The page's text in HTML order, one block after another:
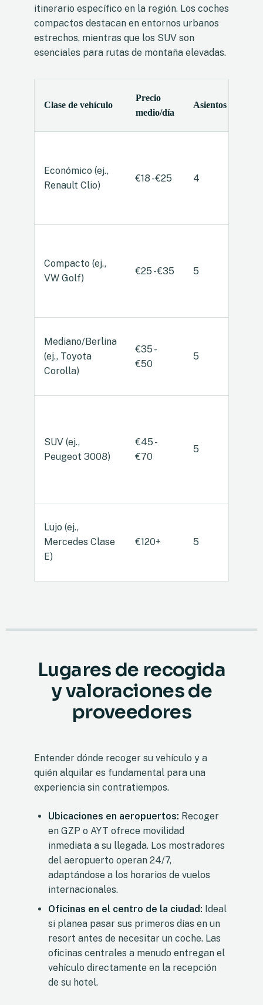
itinerario específico en la región. Los coches
compactos destacan en entornos urbanos
estrechos, mientras que los SUV son
esenciales para rutas de montaña elevadas.
Clase de vehículo
Precio
medio/día
Asientos
Económico (ej.,
Renault Clio)
€18 - €25 4
Compacto (ej.,
VW Golf)
€25 - €35 5
Mediano/Berlina
(ej., Toyota
Corolla)
€35 -
€50
5
SUV (ej.,
Peugeot 3008)
€45 -
€70
5
Lujo (ej.,
Mercedes Clase
E)
€120+ 5
Lugares de recogida
y valoraciones de
proveedores
Entender dónde recoger su vehículo y a
quién alquilar es fundamental para una
experiencia sin contratiempos.
Ubicaciones en aeropuertos: Recoger
en GZP o AYT ofrece movilidad
inmediata a su llegada. Los mostradores
del aeropuerto operan 24/7,
adaptándose a los horarios de vuelos
internacionales.
Oficinas en el centro de la ciudad: Ideal
si planea pasar sus primeros días en un
resort antes de necesitar un coche. Las
oficinas centrales a menudo entregan el
vehículo directamente en la recepción
de su hotel.